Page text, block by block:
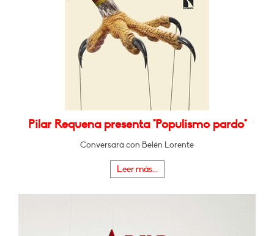
Pilar Requena presenta "Populismo pardo"
Conversará con Belén Lorente
Leer más...